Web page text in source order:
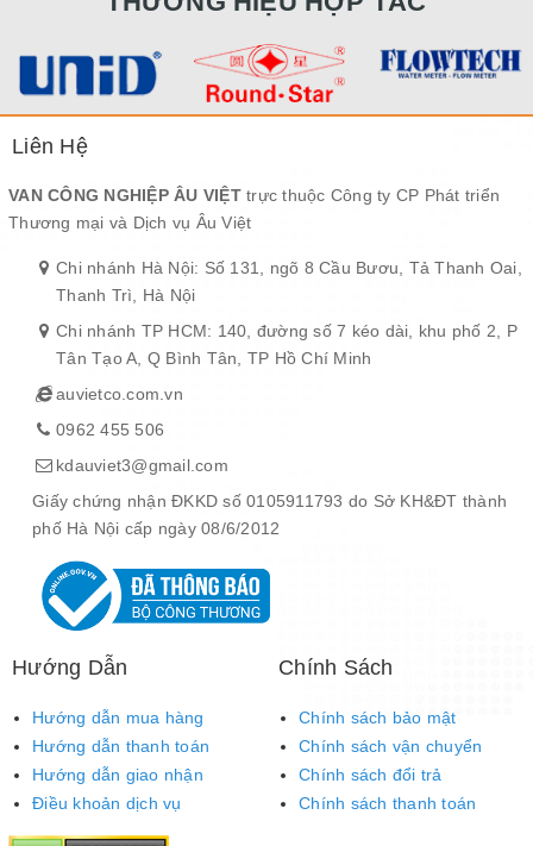
Liên Hệ
VAN CÔNG NGHIỆP ÂU VIỆTtrực thuộc Công ty CP Phát triển
Thương mại và Dịch vụ Âu Việt
Chi nhánh Hà Nội: Số 131, ngõ 8 Cầu Bươu, Tả Thanh Oai,
Thanh Trì, Hà Nội
Chi nhánh TP HCM: 140, đường số 7 kéo dài, khu phố 2, P
Tân Tạo A, Q Bình Tân, TP Hồ Chí Minh
auvietco.com.vn
0962 455 506
kdauviet3@gmail.com
Giấy chứng nhận ĐKKD số 0105911793 do Sở KH&ĐT thành
phố Hà Nội cấp ngày 08/6/2012
Hướng Dẫn
Hướng dẫn mua hàng
Hướng dẫn thanh toán
Hướng dẫn giao nhận
Điều khoản dịch vụ
Chính Sách
Chính sách bảo mật
Chính sách vận chuyển
Chính sách đổi trả
Chính sách thanh toán